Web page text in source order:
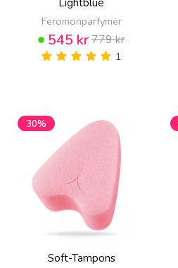
Feromonparfymer
545 kr779 kr
1
30%
Soft-Tampons